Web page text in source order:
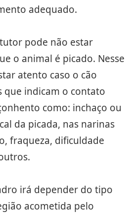
adequado.
pode não estar
o animal é picado. Nesse
atento caso o cão
que indicam o contato
como: inchaço ou
da picada, nas narinas
fraqueza, dificuldade
irá depender do tipo
acometida pelo